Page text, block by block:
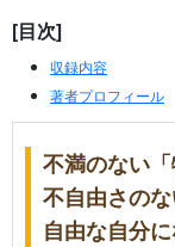
[目次]
収録内容
著者プロフィール
不満のない「
不自由さのな
自由な自分